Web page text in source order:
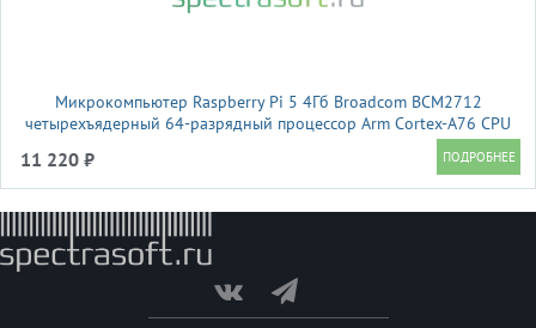
Микрокомпьютер Raspberry Pi 5 4Гб Broadcom BCM2712
четырехъядерный 64-разрядный процессор Arm Cortex-A76 CPU
11 220 ₽